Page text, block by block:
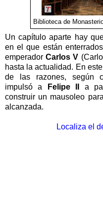
Biblioteca de
Un capítulo aparte hay
en el que están
emperadorCarlos V
hasta la actualidad. En
de las razones, según
impulsó a
Felipe II
a
construir un mausoleo
alcanzada.
Localiza el